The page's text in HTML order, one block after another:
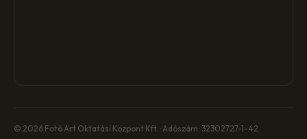
© 2026 Fotó Art Oktatási Központ Kft. · Adószám: 32302727-1-42